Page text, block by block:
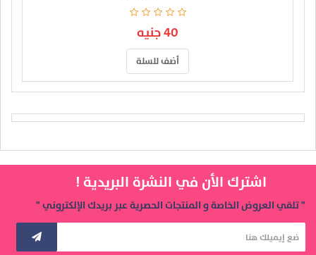
40 جنيه
أضف للسلة
اشترك الأن في النشرة البريدية !
" تلقي العروض الخاصة و المنتجات الحصرية عبر بريدك الإلكتروني "